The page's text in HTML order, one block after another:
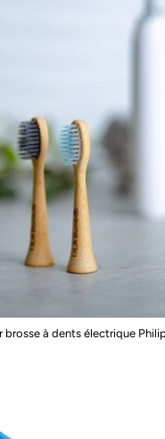
brosse à dents électrique